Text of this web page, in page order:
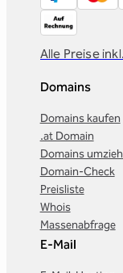
Alle Preise
Domains
Domains kaufen
.at Domain
Domains
Domain-Check
Preisliste
Whois
Massenabfrage
E-Mail